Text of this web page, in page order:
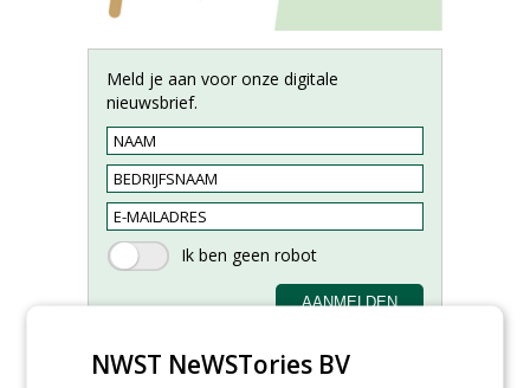
Meld je aan voor onze digitale
nieuwsbrief.
NWST NeWSTories BV